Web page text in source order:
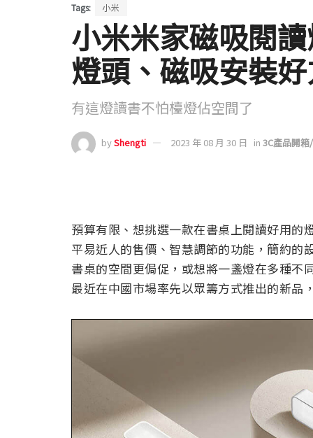
Tags: 小米
小米米家磁吸閱
燈頭、磁吸安裝
有這燈讀書不怕檯燈佔空間了
byShengti 2023 年 08 月 30 日 in 3C產品開
預算有限、想挑選一款在書桌上閱讀好用的
平易近人的售價、智慧調節的功能，簡約的
書桌的空間更侷促，或想將一盞燈在多種不
最近在中國市場率先以眾籌方式推出的新品